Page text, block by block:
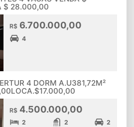
$ 28.000,00
R$ 6.700.000,00
4
4 DORM A.U381,72M²
R$ 4.500.000,00
2 2 2